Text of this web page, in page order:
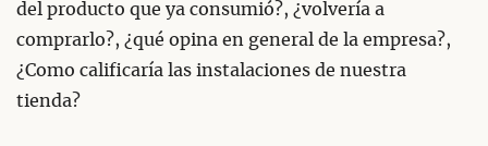
del producto que ya consumió?, ¿volvería a
comprarlo?, ¿qué opina en general de la empresa?,
¿Como calificaría las instalaciones de nuestra
tienda?